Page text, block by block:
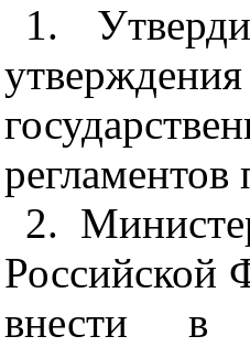
1.
регламентов
2.
Российской
внести в